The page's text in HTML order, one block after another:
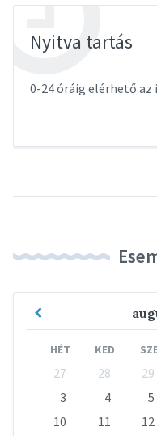
Nyitva tartás
0-24 óráig elérhető
Previous
HÉT KED
calendar
27 28 29
3
4 5
10
11 12